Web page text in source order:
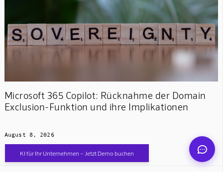
KI für Ihr Unternehmen – Jetzt Demo buchen
Mindverse Support
Online · KI-Assistent
Mindverse
Microsoft 365 Copilot: Rücknahme der Domain
Exclusion-Funktion und ihre Implikationen
August 8, 2026
Mehr lesen 